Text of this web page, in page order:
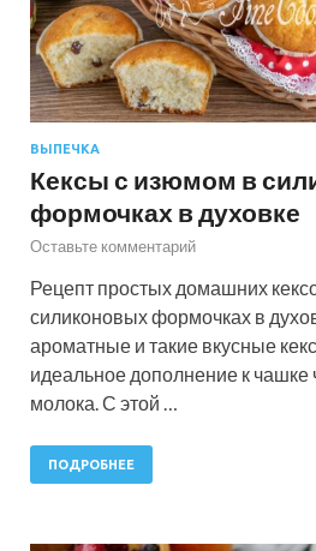
ВЫПЕЧКА
Кексы с изюмом в
формочках в духовке
Оставьте комментарий
Рецепт простых домашних
силиконовых формочках в
ароматные и такие вкусные
идеальное дополнение к чашке
молока. С этой …
ПОДРОБНЕЕ